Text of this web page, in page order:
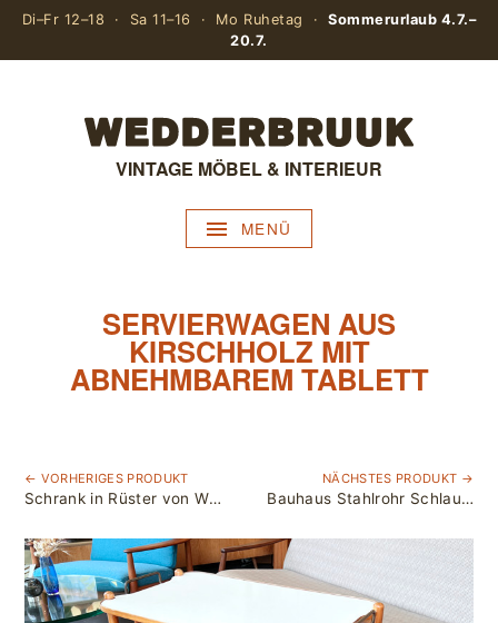
Di–Fr 12–18 · Sa 11–16 · Mo Ruhetag ·Sommerurlaub 4.7.–
20.7.
VINTAGE MÖBEL & INTERIEUR
MENÜ
SERVIERWAGEN AUS
KIRSCHHOLZ MIT
ABNEHMBAREM TABLETT
← VORHERIGES PRODUKT
Schrank in Rüster von WK Wohnen / Wohnkunst
NÄCHSTES PRODUKT →
Bauhaus Stahlrohr Schlaufentisch / Kaffeetisch von Mauser Werke GmbH Waldeck